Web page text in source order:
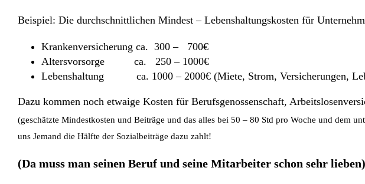
Beispiel: Die durchschnittlichen Mindest – Lebenshaltungskosten für
Krankenversicherung ca. 300 – 700€
Altersvorsorge ca. 250 – 1000€
Lebenshaltung ca. 1000 – 2000€ (Miete, Strom, Versicherungen,
Dazu kommen noch etwaige Kosten für Berufsgenossenschaft,
(geschätzte Mindestkosten und Beiträge und das alles bei 50 – 80 Std pro Woche und dem
uns Jemand die Hälfte der Sozialbeiträge dazu zahlt!
(Da muss man seinen Beruf und seine Mitarbeiter schon sehr lieben)